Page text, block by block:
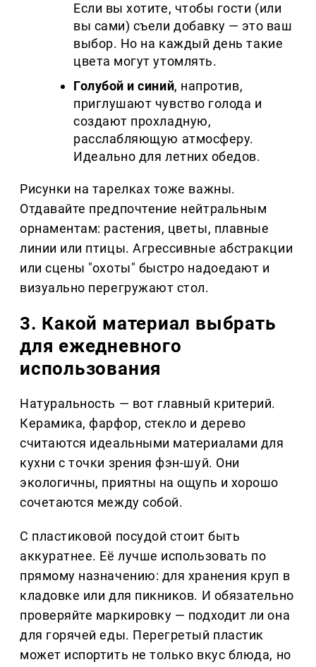
Если вы хотите, чтобы гости (или
вы сами) съели добавку — это ваш
выбор. Но на каждый день такие
цвета могут утомлять.
Голубой и синий, напротив,
приглушают чувство голода и
создают прохладную,
расслабляющую атмосферу.
Идеально для летних обедов.
Рисунки на тарелках тоже важны.
Отдавайте предпочтение нейтральным
орнаментам: растения, цветы, плавные
линии или птицы. Агрессивные абстракции
или сцены "охоты" быстро надоедают и
визуально перегружают стол.
3. Какой материал выбрать
для ежедневного
использования
Натуральность — вот главный критерий.
Керамика, фарфор, стекло и дерево
считаются идеальными материалами для
кухни с точки зрения фэн-шуй. Они
экологичны, приятны на ощупь и хорошо
сочетаются между собой.
С пластиковой посудой стоит быть
аккуратнее. Её лучше использовать по
прямому назначению: для хранения круп в
кладовке или для пикников. И обязательно
проверяйте маркировку — подходит ли она
для горячей еды. Перегретый пластик
может испортить не только вкус блюда, но